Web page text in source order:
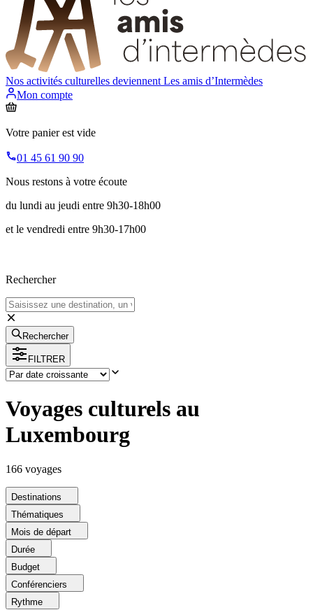
Nos activités culturelles deviennent Les amis d’Intermèdes
Mon compte
Votre panier est vide
01 45 61 90 90
Nous restons à votre écoute
du lundi au jeudi entre 9h30-18h00
et le vendredi entre 9h30-17h00
Rechercher
Rechercher
FILTRER
Voyages culturels au
Luxembourg
166 voyages
Destinations
Thématiques
Mois de départ
Durée
Budget
Conférenciers
Rythme